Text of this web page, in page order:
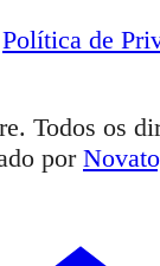
Política de
Todos os
por